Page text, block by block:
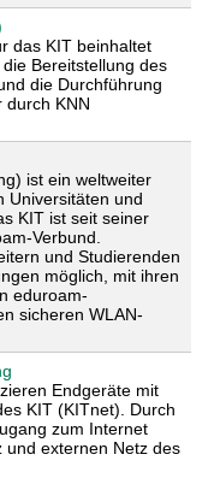
das KIT beinhaltet
die Bereitstellung des
die Durchführung
durch KNN
ist ein weltweiter
Universitäten und
KIT ist seit seiner
Verbund.
und Studierenden
möglich, mit ihren
eduroam-
sicheren WLAN-
Endgeräte mit
KIT (KITnet). Durch
zum Internet
und externen Netz des